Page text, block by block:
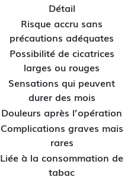
Détail
Risque accru sans
précautions adéquates
Possibilité de cicatrices
larges ou rouges
Sensations qui peuvent
durer des mois
Douleurs après l’opération
Complications graves mais
rares
Liée à la consommation de
tabac